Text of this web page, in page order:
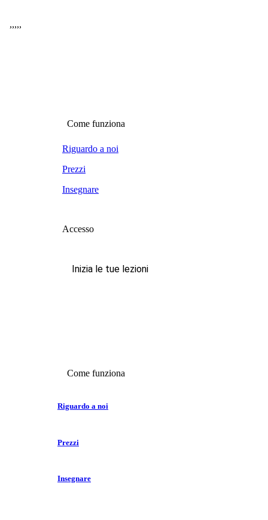
,,,,,
Come funziona
Riguardo a noi
Prezzi
Insegnare
Accesso
Inizia le tue lezioni
Come funziona
Riguardo a noi
Prezzi
Insegnare